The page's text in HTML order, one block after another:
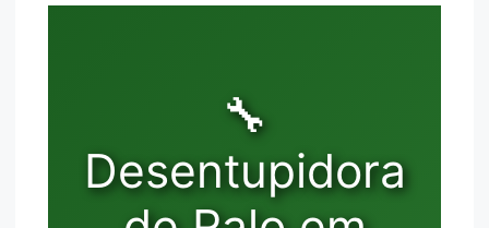
🔧
Desentupidora